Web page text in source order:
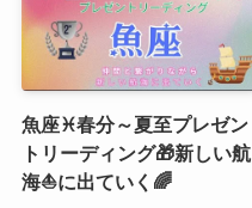
魚座♓春分～夏至プレゼン
トリーディング🎁新しい航
海⛵️に出ていく🌈